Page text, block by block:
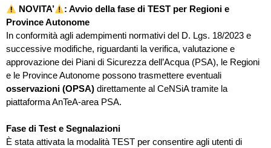
NOVITA’
: Avvio della fase di TEST per Regioni e
Province Autonome
In conformità agli adempimenti normativi del D. Lgs. 18/2023 e
successive modifiche, riguardanti la verifica, valutazione e
approvazione dei Piani di Sicurezza dell’Acqua (PSA), le Regioni
e le Province Autonome possono trasmettere eventuali
osservazioni (OPSA) direttamente al CeNSiA tramite la
piattaforma AnTeA-area PSA.
Fase di Test e Segnalazioni
È stata attivata la modalità TEST per consentire agli utenti di